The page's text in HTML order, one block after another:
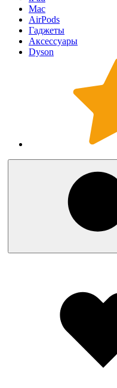
Mac
AirPods
Гаджеты
Аксессуары
Dyson